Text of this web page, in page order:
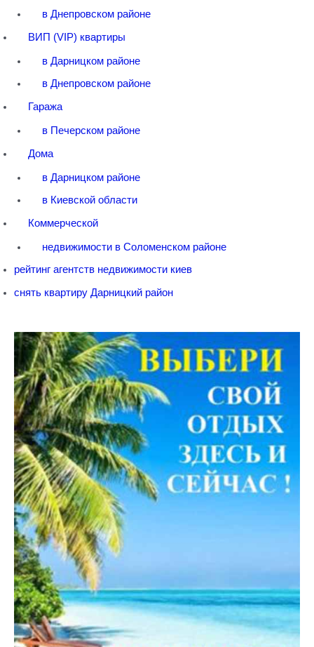
в Днепровском районе
ВИП (VIP) квартиры
в Дарницком районе
в Днепровском районе
Гаража
в Печерском районе
Дома
в Дарницком районе
в Киевской области
Коммерческой
недвижимости в Соломенском районе
рейтинг агентств недвижимости киев
снять квартиру Дарницкий район